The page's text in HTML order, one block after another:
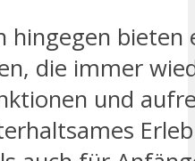
hingegen bieten
die immer
und